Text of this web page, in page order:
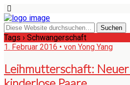
Tags › Schwangerschaft
1. Februar 2016 • von Yong Yang
Leihmutterschaft: